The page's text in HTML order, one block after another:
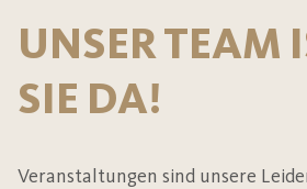
UNSER TEAM
SIE DA!
Veranstaltungen sind unsere